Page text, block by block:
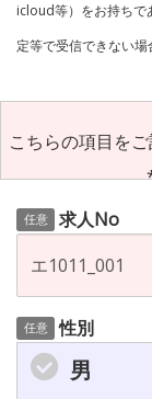
icloud等）をお持ちで
キャリア
定等で受信できない場
こちらの項目を
任意 求人No
任意 性別
男